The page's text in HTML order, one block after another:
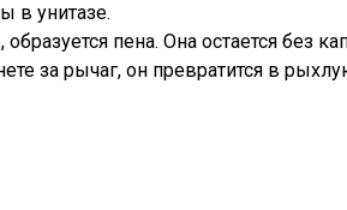
в унитазе.
пена. Она остается без
за рычаг, он превратится в